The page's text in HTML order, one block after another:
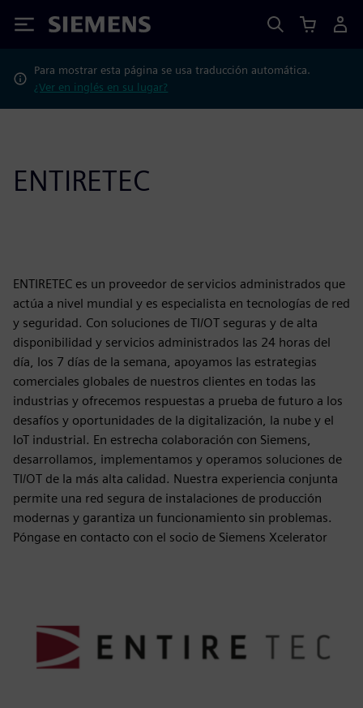
Siemens
Para mostrar esta página se usa traducción automática.
¿Ver en inglés en su lugar?
ENTIRETEC
ENTIRETEC es un proveedor de servicios administrados que
actúa a nivel mundial y es especialista en tecnologías de red
y seguridad. Con soluciones de TI/OT seguras y de alta
disponibilidad y servicios administrados las 24 horas del
día, los 7 días de la semana, apoyamos las estrategias
comerciales globales de nuestros clientes en todas las
industrias y ofrecemos respuestas a prueba de futuro a los
desafíos y oportunidades de la digitalización, la nube y el
IoT industrial. En estrecha colaboración con Siemens,
desarrollamos, implementamos y operamos soluciones de
TI/OT de la más alta calidad. Nuestra experiencia conjunta
permite una red segura de instalaciones de producción
modernas y garantiza un funcionamiento sin problemas.
Póngase en contacto con el socio de Siemens Xcelerator